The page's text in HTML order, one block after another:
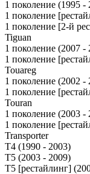
1 поколение (1995 -
1 поколение
1 поколение [2-й
Tiguan
1 поколение (2007 -
1 поколение
Touareg
1 поколение (2002 -
1 поколение
Touran
1 поколение (2003 -
1 поколение
Transporter
T4 (1990 - 2003)
T5 (2003 - 2009)
T5 [рестайлинг]